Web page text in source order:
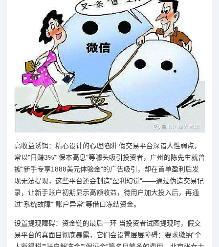
高收益诱饵：精心设计的心理陷阱 假交易平台深谙人性弱点，
常以"日赚3%""保本高息"等噱头吸引投资者，广州的陈先生就曾
被"新手专享1888美元体验金"的广告吸引，却在首单盈利后发
现无法提现，这些平台还会制造"盈利幻觉"——通过伪造交易记
录，让新手账户初期显示高额收益，待用户加大投入后，再通
过"系统故障""账户异常"等借口冻结资金。
设置提现障碍：资金链的最后一环 当投资者试图提现时，假交
易平台的真面目彻底暴露，它们会设置层层障碍：要求缴纳"个